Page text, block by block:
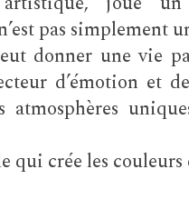
pas simplement
donner une vie
d’émotion et
qui crée les